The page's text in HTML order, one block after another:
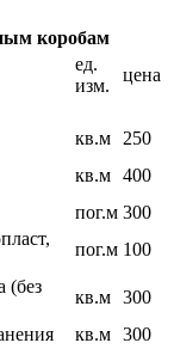
коробам
ед.
изм.
цена
кв.м 250
кв.м 400
пог.м 300
пог.м 100
(без
кв.м 300
кв.м 300